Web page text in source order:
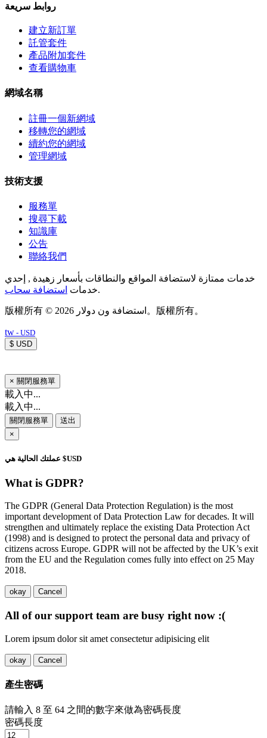
روابط سريعة
建立新訂單
託管套件
產品附加套件
查看購物車
網域名稱
註冊一個新網域
移轉您的網域
續約您的網域
管理網域
技術支援
服務單
搜尋下載
知識庫
公告
聯絡我們
خدمات ممتازة لاستضافة المواقع والنطاقات بأسعار زهيدة , إحدي
خدمات استضافة سحاب .
版權所有 © 2026 استضافة ون دولار。版權所有。
tw - USD
$ USD
× 關閉服務單
載入中...
載入中...
關閉服務單
送出
×
عملتك الحالية هي $USD
What is GDPR?
The GDPR (General Data Protection Regulation) is the most
important development of Data Protection Law for decades. It will
strengthen and ultimately replace the existing Data Protection Act
(1998) and is designed to protect the personal data and privacy of
citizens across Europe. GDPR will not be affected by the UK’s exit
from the EU and the Regulation comes fully into effect on 25 May
2018.
okay Cancel
All of our support team are busy right now :(
Lorem ipsum dolor sit amet consectetur adipisicing elit
okay Cancel
產生密碼
請輸入 8 至 64 之間的數字來做為密碼長度
密碼長度